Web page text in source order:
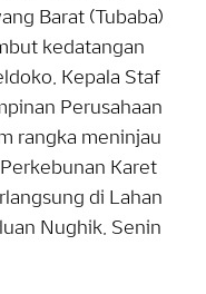
Barat (Tubaba)
kedatangan
Kepala Staf
Perusahaan
rangka meninjau
Karet
di Lahan
Nughik, Senin